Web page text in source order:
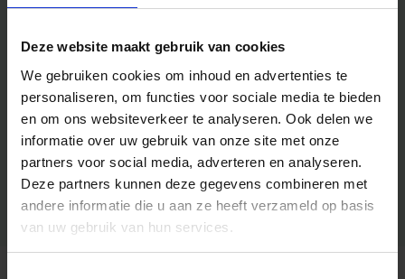
Deze website maakt gebruik van cookies
We gebruiken cookies om inhoud en advertenties te
personaliseren, om functies voor sociale media te bieden
en om ons websiteverkeer te analyseren. Ook delen we
informatie over uw gebruik van onze site met onze
partners voor social media, adverteren en analyseren.
Deze partners kunnen deze gegevens combineren met
andere informatie die u aan ze heeft verzameld op basis
van uw gebruik van hun services.